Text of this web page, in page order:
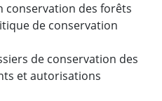
conservation des forêts
de conservation
de conservation des
et autorisations